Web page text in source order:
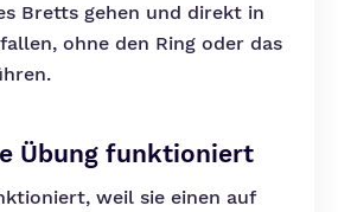
Bretts gehen und direkt in
ohne den Ring oder das
Übung funktioniert
weil sie einen auf